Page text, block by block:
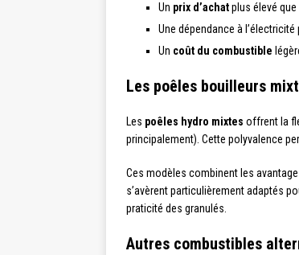
Un prix d’achatplus élevé
Une dépendance à
Un coût du combustible
Les poêles bouilleurs
Les poêles hydro mixtes offrent la
principalement). Cette polyvalence
Ces modèles combinent les
s’avèrent particulièrement adaptés
praticité des granulés.
Autres combustibles